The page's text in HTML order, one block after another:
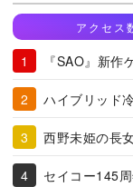
アクセス
『SAO』新
ハイブリッド
西野未姫の長
セイコー145